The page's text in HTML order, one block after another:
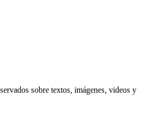
sobre textos, imágenes, videos y